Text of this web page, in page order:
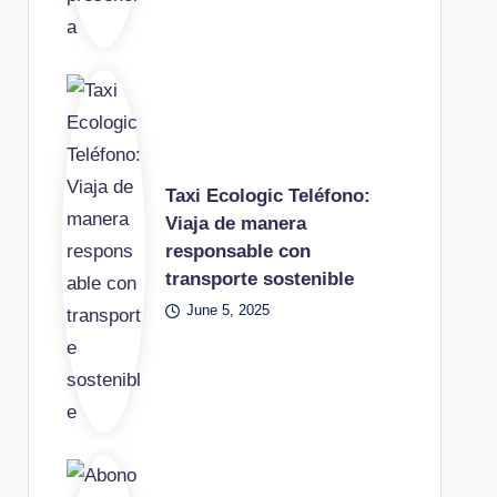
Taxi Ecologic Teléfono:
Viaja de manera
responsable con
transporte sostenible
June 5, 2025